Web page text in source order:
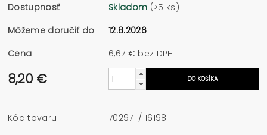
Dostupnosť Skladom (>5 ks)
Môžeme doručiť do
12.8.2026
Cena
6,67 € bez DPH
8,20 €
Kód tovaru
702971 / 16198